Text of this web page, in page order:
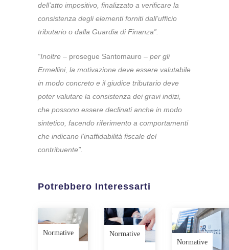
dell’atto impositivo, finalizzato a verificare la
consistenza degli elementi forniti dall’ufficio
tributario o dalla Guardia di Finanza”.
“Inoltre – prosegue Santomauro – per gli
Ermellini, la motivazione deve essere valutabile
in modo concreto e il giudice tributario deve
poter valutare la consistenza dei gravi indizi,
che possono essere declinati anche in modo
sintetico, facendo riferimento a comportamenti
che indicano l’inaffidabilità fiscale del
contribuente”.
Potrebbero Interessarti
Normative Normative
Normative